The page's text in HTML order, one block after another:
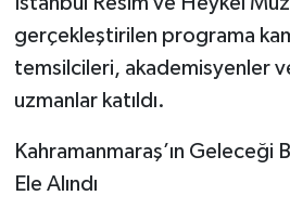
gerçekleştirilen programa
temsilcileri, akademisyenler
uzmanlar katıldı.
Kahramanmaraş’ın Geleceği
Ele Alındı